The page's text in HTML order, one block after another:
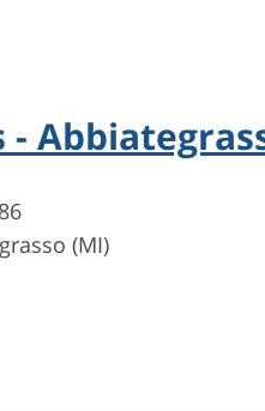
-
(MI)